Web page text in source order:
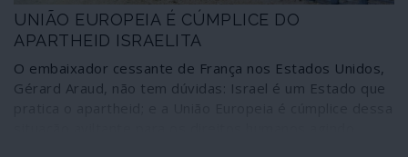
UNIÃO EUROPEIA É CÚMPLICE DO
APARTHEID ISRAELITA
O embaixador cessante de França nos Estados Unidos,
Gérard Araud, não tem dúvidas: Israel é um Estado que